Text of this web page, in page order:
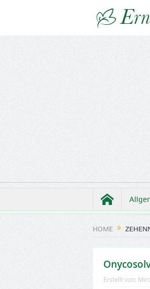
HOME
Erstellt von: